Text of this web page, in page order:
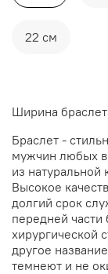
22 см
Ширина
Браслет -
мужчин любых
из натуральной
Высокое
долгий срок
передней
хирургической
другое
темнеют и не